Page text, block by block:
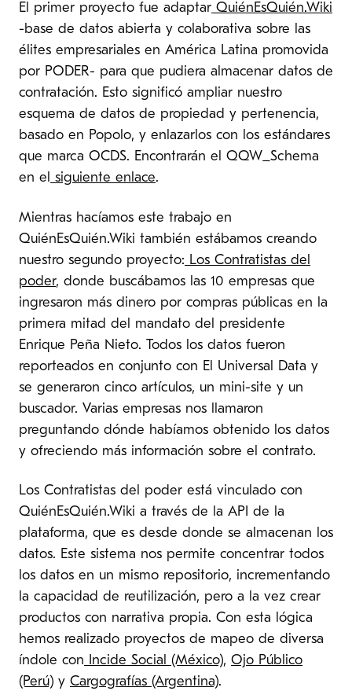
El primer proyecto fue adaptar QuiénEsQuién.Wiki
-base de datos abierta y colaborativa sobre las
élites empresariales en América Latina promovida
por PODER- para que pudiera almacenar datos de
contratación. Esto significó ampliar nuestro
esquema de datos de propiedad y pertenencia,
basado en Popolo, y enlazarlos con los estándares
que marca OCDS. Encontrarán el QQW_Schema
en el siguiente enlace.
Mientras hacíamos este trabajo en
QuiénEsQuién.Wiki también estábamos creando
nuestro segundo proyecto: Los Contratistas del
poder, donde buscábamos las 10 empresas que
ingresaron más dinero por compras públicas en la
primera mitad del mandato del presidente
Enrique Peña Nieto. Todos los datos fueron
reporteados en conjunto con El Universal Data y
se generaron cinco artículos, un mini-site y un
buscador. Varias empresas nos llamaron
preguntando dónde habíamos obtenido los datos
y ofreciendo más información sobre el contrato.
Los Contratistas del poder está vinculado con
QuiénEsQuién.Wiki a través de la API de la
plataforma, que es desde donde se almacenan los
datos. Este sistema nos permite concentrar todos
los datos en un mismo repositorio, incrementando
la capacidad de reutilización, pero a la vez crear
productos con narrativa propia. Con esta lógica
hemos realizado proyectos de mapeo de diversa
índole con Incide Social (México), Ojo Público
(Perú) y Cargografías (Argentina).